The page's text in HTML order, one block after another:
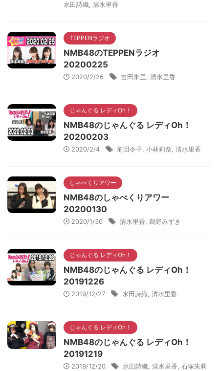
水田詩織 清水里香
TEPPENラジオ
NMB48のTEPPENラジオ
20200225
2020/2/26 吉田朱里 清水里香
じゃんぐる レディOh！
NMB48のじゃんぐる レディOh！
20200203
2020/2/4 前田令子 小林莉奈 清水里香
しゃべくりアワー
NMB48のしゃべくりアワー
20200130
2020/1/30 清水里香 鵜野みずき
じゃんぐる レディOh！
NMB48のじゃんぐる レディOh！
20191226
2019/12/27 水田詩織 清水里香
じゃんぐる レディOh！
NMB48のじゃんぐる レディOh！
20191219
2019/12/20 水田詩織 清水里香 石塚朱莉